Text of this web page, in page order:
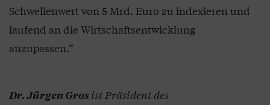
Schwellenwert von 5 Mrd. Euro zu indexieren und
laufend an die Wirtschaftsentwicklung
anzupassen.“
Dr. Jürgen Gros ist Präsident des